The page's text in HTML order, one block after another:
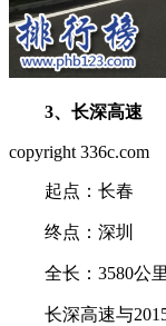
3、长深高速
copyright 336c.com
起点：长春
终点：深圳
全长：3580公里
长深高速与2015